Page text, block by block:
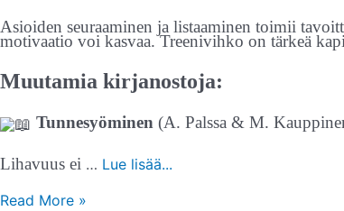
Asioiden seuraaminen ja listaaminen toimii
motivaatio voi kasvaa. Treenivihko on tärkeä
Muutamia kirjanostoja:
Tunnesyöminen (A. Palssa & M.
Lihavuus ei … Lue lisää...
Read More »